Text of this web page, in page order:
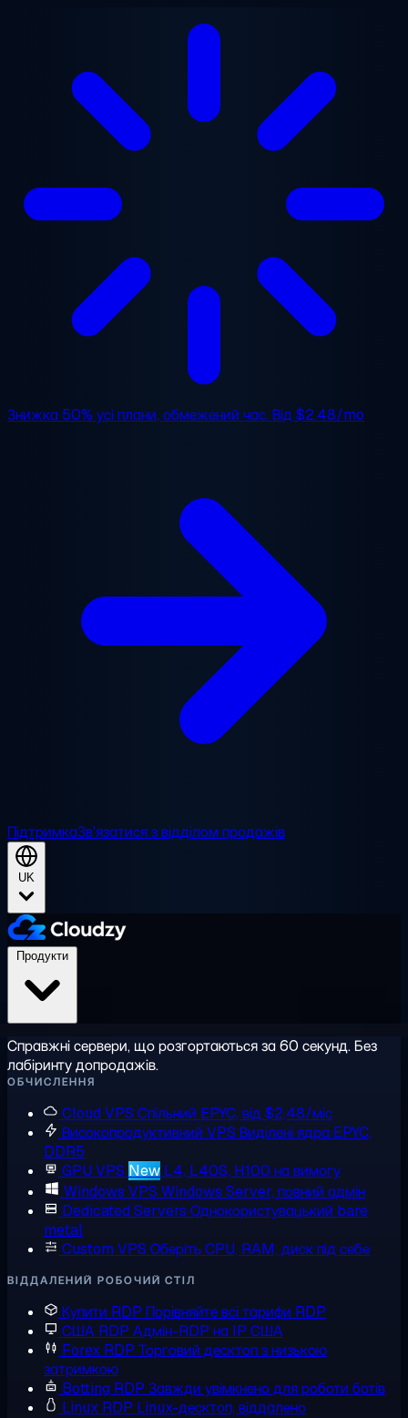
Знижка 50% усі плани, обмежений час. Від$2.48/mo
ПідтримкаЗв'язатися з відділом продажів
UK
Справжні сервери, що розгортаються за 60 секунд. Без
лабіринту допродажів.
ОБЧИСЛЕННЯ
Cloud VPS Спільний EPYC, від $2,48/міс
Високопродуктивний VPS Виділені ядра EPYC,
DDR5
GPU VPS New L4, L40S, H100 на вимогу
Windows VPS Windows Server, повний адмін
Dedicated Servers Однокористувацький bare
metal
Custom VPS Оберіть CPU, RAM, диск під себе
ВІДДАЛЕНИЙ РОБОЧИЙ СТІЛ
Купити RDP Порівняйте всі тарифи RDP
США RDP Адмін-RDP на IP США
Forex RDP Торговий десктоп з низькою
затримкою
Botting RDP Завжди увімкнено для роботи ботів
Linux RDP Linux-десктоп, віддалено